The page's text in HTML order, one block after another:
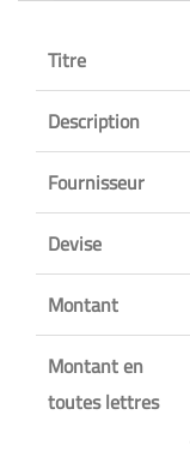
Titre
Description
Fournisseur
Devise
Montant
Montant en
toutes lettres